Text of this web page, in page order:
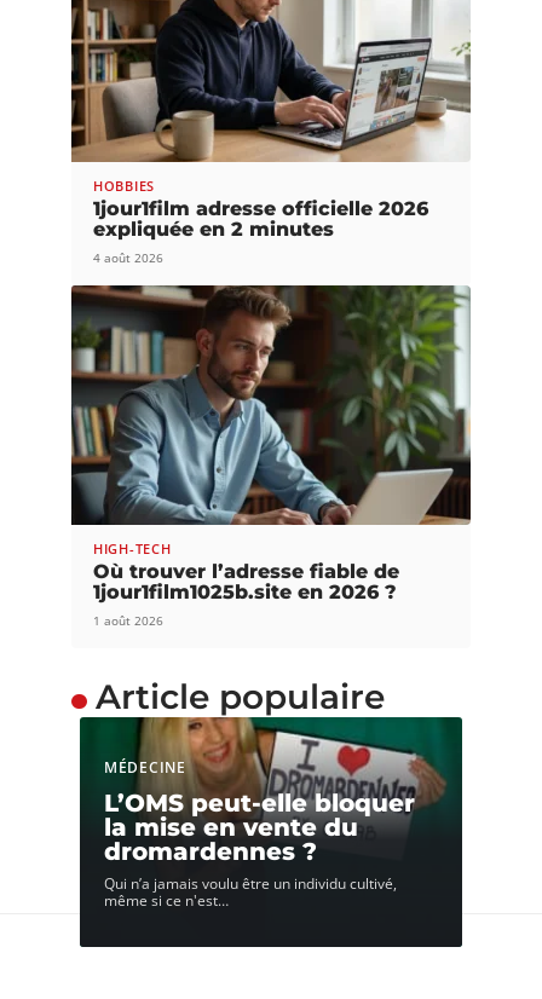
HOBBIES
1jour1film adresse officielle 2026
expliquée en 2 minutes
4 août 2026
HIGH-TECH
Où trouver l’adresse fiable de
1jour1film1025b.site en 2026 ?
1 août 2026
Article populaire
MÉDECINE
L’OMS peut-elle bloquer
la mise en vente du
dromardennes ?
Qui n’a jamais voulu être un individu cultivé,
même si ce n'est…